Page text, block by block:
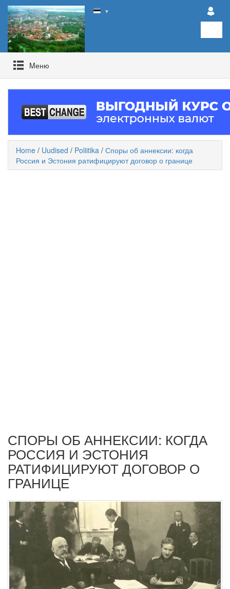
▼
Mеню
Home / Uudised / Poliitika / Споры об аннексии: когда
Россия и Эстония ратифицируют договор о границе
СПОРЫ ОБ АННЕКСИИ: КОГДА
РОССИЯ И ЭСТОНИЯ
РАТИФИЦИРУЮТ ДОГОВОР О
ГРАНИЦЕ